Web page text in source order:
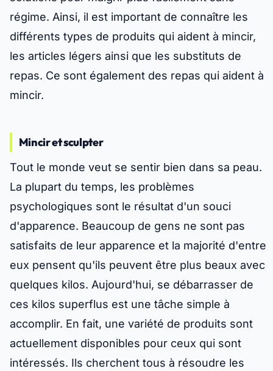
régime. Ainsi, il est important de connaître les
différents types de produits qui aident à mincir,
les articles légers ainsi que les substituts de
repas. Ce sont également des repas qui aident à
mincir.
Mincir et sculpter
Tout le monde veut se sentir bien dans sa peau.
La plupart du temps, les problèmes
psychologiques sont le résultat d'un souci
d'apparence. Beaucoup de gens ne sont pas
satisfaits de leur apparence et la majorité d'entre
eux pensent qu'ils peuvent être plus beaux avec
quelques kilos. Aujourd'hui, se débarrasser de
ces kilos superflus est une tâche simple à
accomplir. En fait, une variété de produits sont
actuellement disponibles pour ceux qui sont
intéressés. Ils cherchent tous à résoudre les